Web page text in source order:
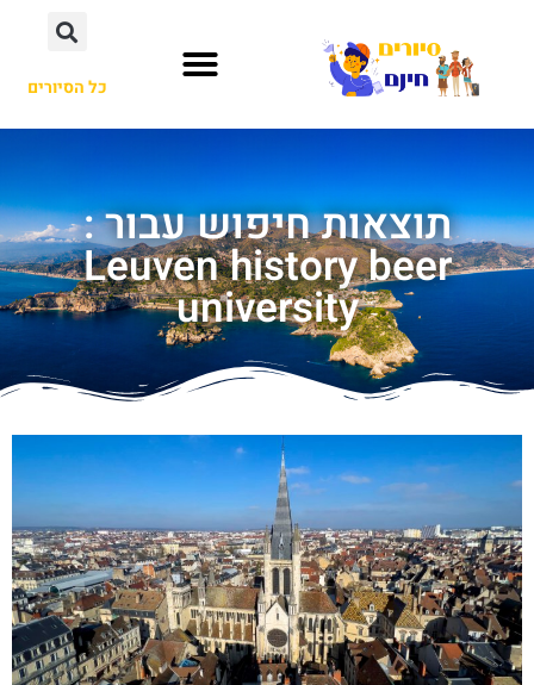
כל הסיורים
תוצאות חיפוש עבור :
Leuven history beer
university